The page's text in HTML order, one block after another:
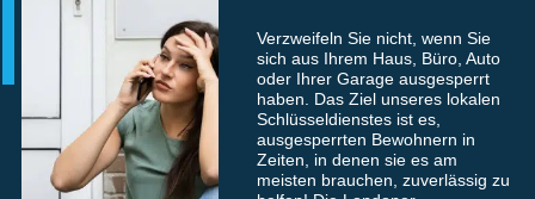
Verzweifeln Sie nicht, wenn Sie
sich aus Ihrem Haus, Büro, Auto
oder Ihrer Garage ausgesperrt
haben. Das Ziel unseres lokalen
Schlüsseldienstes ist es,
ausgesperrten Bewohnern in
Zeiten, in denen sie es am
meisten brauchen, zuverlässig zu